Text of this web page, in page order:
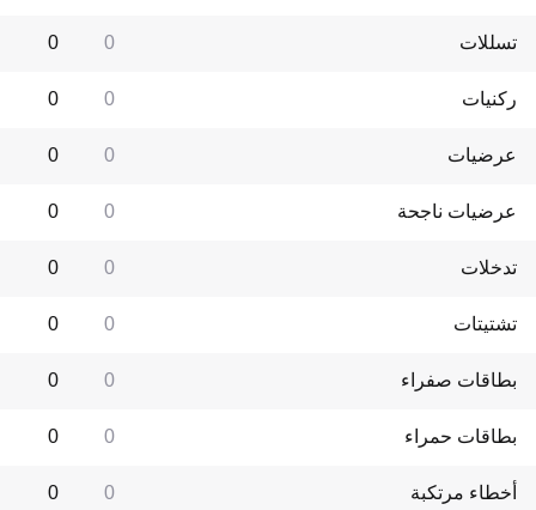
تسللات 0
0
ركنيات 0
0
عرضيات 0
0
عرضيات ناجحة 0
0
تدخلات 0
0
تشتيتات 0
0
بطاقات صفراء 0
0
بطاقات حمراء 0
0
أخطاء مرتكبة 0
0